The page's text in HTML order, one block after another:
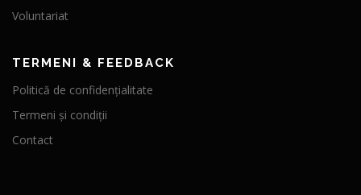
Voluntariat
TERMENI & FEEDBACK
Politică de confidențialitate
Termeni și condiții
Contact